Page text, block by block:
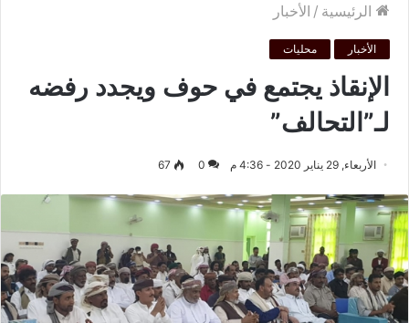
الرئيسية / الأخبار
الأخبار محليات
الإنقاذ يجتمع في حوف ويجدد رفضه
لـ”التحالف”
الأربعاء, 29 يناير 2020 - 4:36 م 0
67